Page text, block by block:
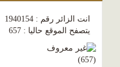
انت الزائر رقم : 1940154
يتصفح الموقع حاليا : 657
(
657
)